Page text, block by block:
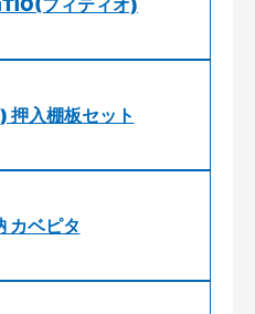
フィティオ)
入棚板セット
カベピタ